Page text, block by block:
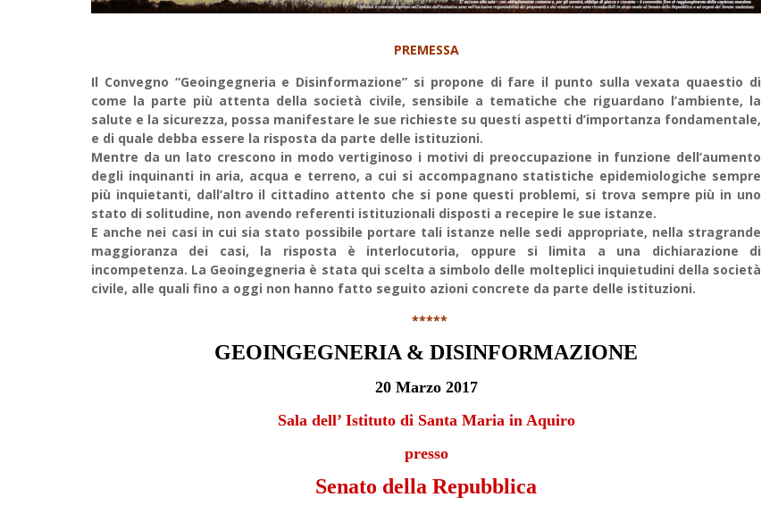
PREMESSA
Il Convegno “Geoingegneria e Disinformazione” si propone di fare il punto sulla vexata quaestio di
come la parte più attenta della società civile, sensibile a tematiche che riguardano l’ambiente, la
salute e la sicurezza, possa manifestare le sue richieste su questi aspetti d’importanza fondamentale,
e di quale debba essere la risposta da parte delle istituzioni.
Mentre da un lato crescono in modo vertiginoso i motivi di preoccupazione in funzione dell’aumento
degli inquinanti in aria, acqua e terreno, a cui si accompagnano statistiche epidemiologiche sempre
più inquietanti, dall’altro il cittadino attento che si pone questi problemi, si trova sempre più in uno
stato di solitudine, non avendo referenti istituzionali disposti a recepire le sue istanze.
E anche nei casi in cui sia stato possibile portare tali istanze nelle sedi appropriate, nella stragrande
maggioranza dei casi, la risposta è interlocutoria, oppure si limita a una dichiarazione di
incompetenza. La Geoingegneria è stata qui scelta a simbolo delle molteplici inquietudini della società
civile, alle quali fino a oggi non hanno fatto seguito azioni concrete da parte delle istituzioni.
*****
GEOINGEGNERIA & DISINFORMAZIONE
20 Marzo 2017
Sala dell’ Istituto di Santa Maria in Aquiro
presso
Senato della Repubblica